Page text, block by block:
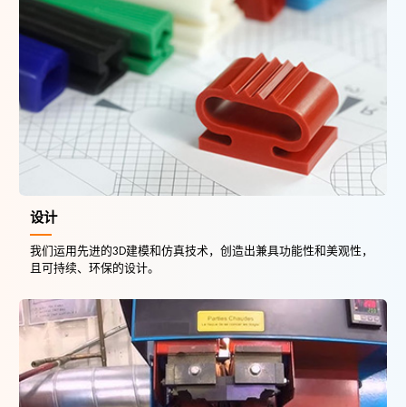
设计
我们运用先进的3D建模和仿真技术，创造出兼具功能性和美观性，
且可持续、环保的设计。